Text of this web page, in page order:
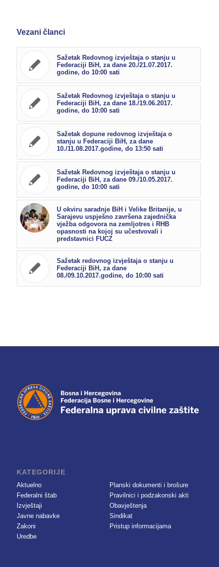
Vezani članci
Sažetak Redovnog izvještaja o stanju u
Federaciji BiH, za dane 20./21.07.2017.
godine, do 10:00 sati
Sažetak Redovnog izvještaja o stanju u
Federaciji BiH, za dane 18./19.06.2017.
godine, do 10:00 sati
Sažetak dopune redovnog izvještaja o
stanju u Federaciji BiH, za dane
10./11.08.2017.godine, do 13:50 sati
Sažetak Redovnog izvještaja o stanju u
Federaciji BiH, za dane 09./10.05.2017.
godine, do 10:00 sati
U okviru saradnje BiH i Velike Britanije, u
Sarajevu uspješno završena zajednička
vježba odgovora na zemljotres i RHB
opasnosti na kojoj su učestvovali i
predstavnici FUCZ
Sažetak redovnog izvještaja o stanju u
Federaciji BiH, za dane
08./09.10.2017.godine, do 10:00 sati
KATEGORIJE
Aktuelno
Federalni štab
Izvještaji
Javne nabavke
Zakoni
Uredbe
Planski dokumenti i brošure
Pravilnici i podzakonski akti
Obavještenja
Sindikat
Pristup informacijama